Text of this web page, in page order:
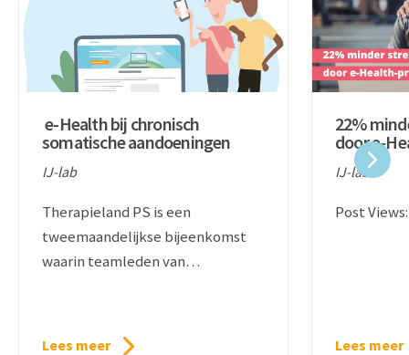
e-Health bij chronisch
somatische aandoeningen
IJ-lab
Therapieland PS is een
tweemaandelijkse bijeenkomst
waarin teamleden van
Lees meer
22%
door e-
lab
IJ-lab
Post
Lees meer